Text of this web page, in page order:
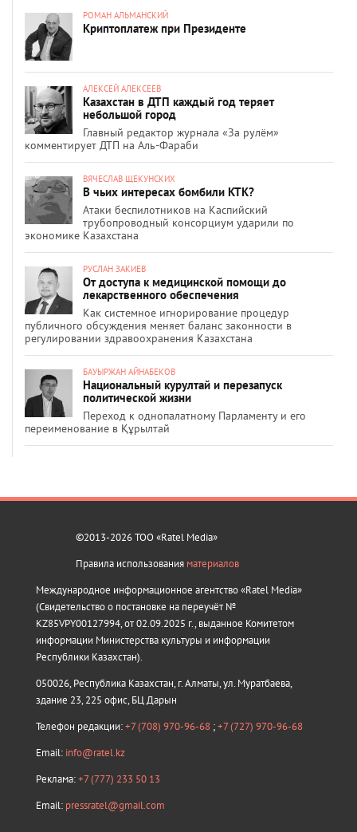
РОМАН АЛЬМАНСКИЙ
Криптоплатеж при Президенте
АЛЕКСЕЙ АЛЕКСЕЕВ
Казахстан в ДТП каждый год теряет
небольшой город
Главный редактор журнала «За рулём»
комментирует ДТП на Аль-Фараби
ВЯЧЕСЛАВ ЩЕКУНСКИХ
В чьих интересах бомбили КТК?
Атаки беспилотников на Каспийский
трубопроводный консорциум ударили по
экономике Казахстана
РУСЛАН ЗАКИЕВ
От доступа к медицинской помощи до
лекарственного обеспечения
Как системное игнорирование процедур
публичного обсуждения меняет баланс законности в
регулировании здравоохранения Казахстана
БАУЫРЖАН АЙНАБЕКОВ
Национальный курултай и перезапуск
политической жизни
Переход к однопалатному Парламенту и его
переименование в Құрылтай
©2013-2026 ТОО «Ratel Media»
Правила использования материалов
Международное информационное агентство «Ratel Media»
(Свидетельство о постановке на переучёт №
KZ85VPY00127994, от 02.09.2025 г., выданное Комитетом
информации Министерства культуры и информации
Республики Казахстан).
050026, Республика Казахстан, г. Алматы, ул. Муратбаева,
здание 23, 225 офис, БЦ Дарын
Телефон редакции:+7 (708) 970-96-68 ;+7 (727) 970-96-68
Email: info@ratel.kz
Реклама:+7 (777) 233 50 13
Email: pressratel@gmail.com